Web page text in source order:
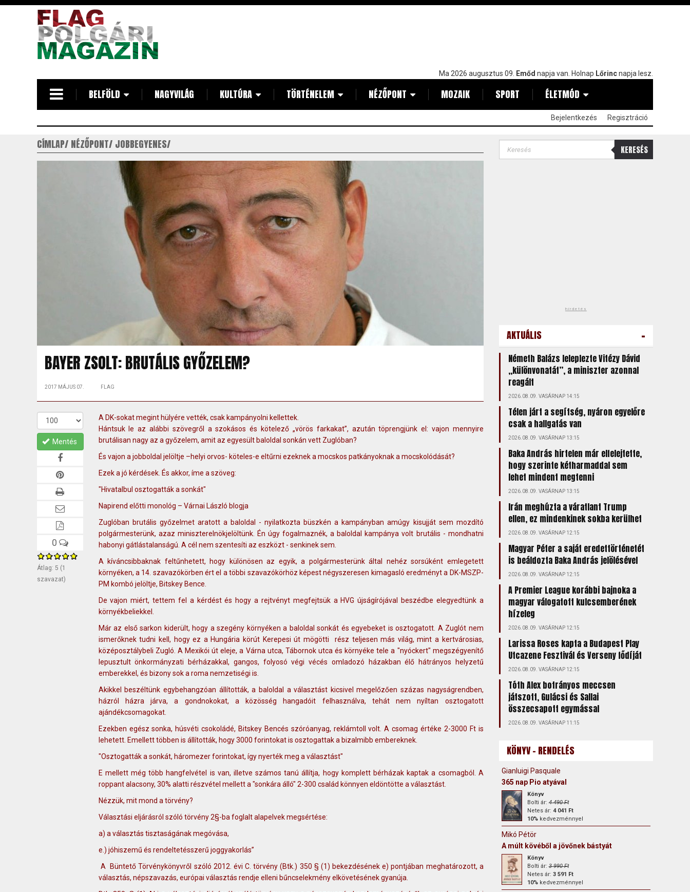
Ma 2026 augusztus 09. Emőd napja van. Holnap Lőrincnapja lesz.
BELFÖLD NAGYVILÁG KULTÚRA TÖRTÉNELEM NÉZŐPONT MOZAIK SPORT ÉLETMÓD
Bejelentkezés Regisztráció
CÍMLAP NÉZŐPONT JOBBEGYENES
BAYER ZSOLT: BRUTÁLIS GYŐZELEM?
2017 MÁJUS 07. FLAG
Mentés
0
Átlag: 5 (1
szavazat)
A DK-sokat megint hülyére vették, csak kampányolni kellettek.
Hántsuk le az alábbi szövegről a szokásos és kötelező „vörös farkakat”, azután töprengjünk el: vajon mennyire
brutálisan nagy az a győzelem, amit az egyesült baloldal sonkán vett Zuglóban?
És vajon a jobboldal jelöltje –helyi orvos- köteles-e eltűrni ezeknek a mocskos patkányoknak a mocskolódását?
Ezek a jó kérdések. És akkor, íme a szöveg:
"Hivatalbul osztogatták a sonkát"
Napirend előtti monológ – Várnai László blogja
Zuglóban brutális győzelmet aratott a baloldal - nyilatkozta büszkén a kampányban amúgy kisujját sem mozdító
polgármesterünk, azaz miniszterelnökjelöltünk. Én úgy fogalmaznék, a baloldal kampánya volt brutális - mondhatni
habonyi gátlástalanságú. A cél nem szentesíti az eszközt - senkinek sem.
A kíváncsibbaknak feltűnhetett, hogy különösen az egyik, a polgármesterünk által nehéz sorsúként emlegetett
környéken, a 14. szavazókörben ért el a többi szavazókörhöz képest négyszeresen kimagasló eredményt a DK-MSZP-
PM kombó jelöltje, Bitskey Bence.
De vajon miért, tettem fel a kérdést és hogy a rejtvényt megfejtsük a HVG újságírójával beszédbe elegyedtünk a
környékbeliekkel.
Már az első sarkon kiderült, hogy a szegény környéken a baloldal sonkát és egyebeket is osztogatott. A Zuglót nem
ismerőknek tudni kell, hogy ez a Hungária körút Kerepesi út mögötti rész teljesen más világ, mint a kertvárosias,
középosztálybeli Zugló. A Mexikói út eleje, a Várna utca, Tábornok utca és környéke tele a "nyóckert" megszégyenítő
lepusztult önkormányzati bérházakkal, gangos, folyosó végi vécés omladozó házakban élő hátrányos helyzetű
emberekkel, és bizony sok a roma nemzetiségi is.
Akikkel beszéltünk egybehangzóan állították, a baloldal a választást kicsivel megelőzően százas nagyságrendben,
házról házra járva, a gondnokokat, a közösség hangadóit felhasználva, tehát nem nyíltan osztogatott
ajándékcsomagokat.
Ezekben egész sonka, húsvéti csokoládé, Bitskey Bencés szóróanyag, reklámtoll volt. A csomag értéke 2-3000 Ft is
lehetett. Emellett többen is állították, hogy 3000 forintokat is osztogattak a bizalmibb embereknek.
"Osztogatták a sonkát, háromezer forintokat, így nyerték meg a választást"
E mellett még több hangfelvétel is van, illetve számos tanú állítja, hogy komplett bérházak kaptak a csomagból. A
roppant alacsony, 30% alatti részvétel mellett a "sonkára álló" 2-300 család könnyen eldöntötte a választást.
Nézzük, mit mond a törvény?
Választási eljárásról szóló törvény 2§-ba foglalt alapelvek megsértése:
a) a választás tisztaságának megóvása,
e.) jóhiszemű és rendeltetésszerű joggyakorlás”
A Büntető Törvénykönyvről szóló 2012. évi C. törvény (Btk.) 350 § (1) bekezdésének e) pontjában meghatározott, a
választás, népszavazás, európai választás rendje elleni bűncselekmény elkövetésének gyanúja.
KERESÉS
hirdetés
AKTUÁLIS -
Németh Balázs leleplezte Vitézy Dávid
„különvonatát”, a miniszter azonnal
reagált
2026.08.09. VASÁRNAP 14:15
Télen járt a segítség, nyáron egyelőre
csak a hallgatás van
2026.08.09. VASÁRNAP 13:15
Baka András hirtelen már elfelejtette,
hogy szerinte kétharmaddal sem
lehet mindent megtenni
2026.08.09. VASÁRNAP 13:15
Irán meghúzta a váratlant Trump
ellen, ez mindenkinek sokba kerülhet
2026.08.09. VASÁRNAP 12:15
Magyar Péter a saját eredettörténetét
is beáldozta Baka András jelölésével
2026.08.09. VASÁRNAP 12:15
A Premier League korábbi bajnoka a
magyar válogatott kulcsemberének
hízeleg
2026.08.09. VASÁRNAP 12:15
Larissa Roses kapta a Budapest Play
Utcazene Fesztivál és Verseny fődíját
2026.08.09. VASÁRNAP 12:15
Tóth Alex botrányos meccsen
játszott, Gulácsi és Sallai
összecsapott egymással
2026.08.09. VASÁRNAP 11:15
KÖNYV - RENDELÉS
Gianluigi Pasquale
365 nap Pio atyával
Könyv
Bolti ár:4 490 Ft
Netes ár: 4 041 Ft
10%kedvezménnyel
Mikó Pétör
A múlt kövéből a jövőnek bástyát
Könyv
Bolti ár:3 990 Ft
Netes ár: 3 591 Ft
10%kedvezménnyel